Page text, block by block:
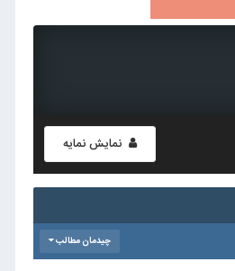
نمایش نمایه
چیدمان مطالب